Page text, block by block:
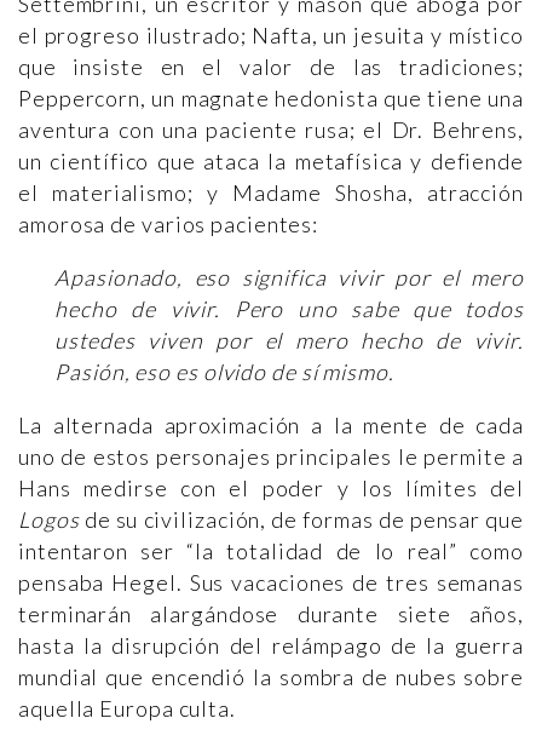
el progreso ilustrado; Nafta, un jesuita y místico
que insiste en el valor de las tradiciones;
Peppercorn, un magnate hedonista que tiene una
aventura con una paciente rusa; el Dr. Behrens,
un científico que ataca la metafísica y defiende
el materialismo; y Madame Shosha, atracción
amorosa de varios pacientes:
Apasionado, eso significa vivir por el mero
hecho de vivir. Pero uno sabe que todos
ustedes viven por el mero hecho de vivir.
Pasión, eso es olvido de sí mismo.
La alternada aproximación a la mente de cada
uno de estos personajes principales le permite a
Hans medirse con el poder y los límites del
Logosde su civilización, de formas de pensar que
intentaron ser “la totalidad de lo real” como
pensaba Hegel. Sus vacaciones de tres semanas
terminarán alargándose durante siete años,
hasta la disrupción del relámpago de la guerra
mundial que encendió la sombra de nubes sobre
aquella Europa culta.